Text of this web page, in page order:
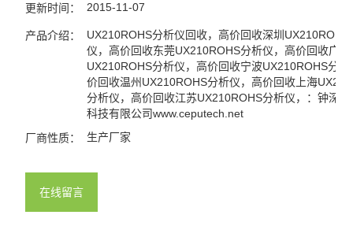
更新时间： 2015-11-07
产品介绍：
UX210ROHS分析仪回收，高价回收深圳UX210ROHS
仪，高价回收东莞UX210ROHS分析仪，高价回收广州
UX210ROHS分析仪，高价回收宁波UX210ROHS分析
价回收温州UX210ROHS分析仪，高价回收上海
分析仪，高价回收江苏UX210ROHS分析仪，：钟深
科技有限公司www.ceputech.net
厂商性质： 生产厂家
在线留言